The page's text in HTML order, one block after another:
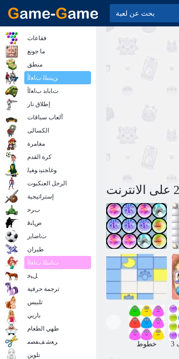
ﺰﻳﻻ
خطوط
3 في صف
فقاعات
ما جونغ
منطق
ﻦﻴﻨﺒﻠﻟ ﺏﺎﻌﻟﺃ
ﺕﺎﺑﺎﺑﺩ ﺏﺎﻌﻟﺃ
إطلاق نار
ألعاب سباقات
الكسالى
مغامرة
كرة القدم
ﻮﻏﺎﺠﻨﻴﻧ ﻮﻐﻴﻟ
الرجل العنكبوت
إستراتيجية
ﺏﺮﺣ
ﺹﺎﻨﻗ
ﺕﺎﺿﺎﻳﺭ
طيران
ﺕﺎﻨﺒﻠﻟ ﺏﺎﻌﻟﺃ
ﻞﻴﺧ
ترجمة حرفية
تلبيس
باربي
طهي الطعام
ﺮﻌﺷ ﻒﻔﺼﻣ
تلوين